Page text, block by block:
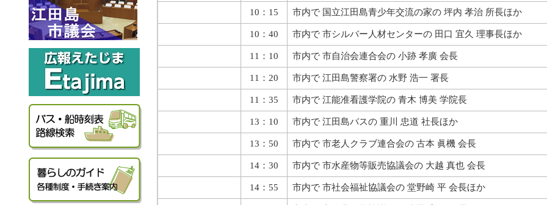
10：15 市内で 国立江田島青少年交流の家の 坪内 孝治 所長ほか
10：40 市内で 市シルバー人材センターの 田口 宜久 理事長ほか
11：10 市内で 市自治会連合会の 小跡 孝廣 会長
11：20 市内で 江田島警察署の 水野 浩一 署長
11：35 市内で 江能准看護学院の 青木 博美 学院長
13：10 市内で 江田島バスの 重川 忠道 社長ほか
13：50 市内で 市老人クラブ連合会の 古本 眞機 会長
14：30 市内で 市水産物等販売協議会の 大越 真也 会長
14：55 市内で 市社会福祉協議会の 堂野崎 平 会長ほか